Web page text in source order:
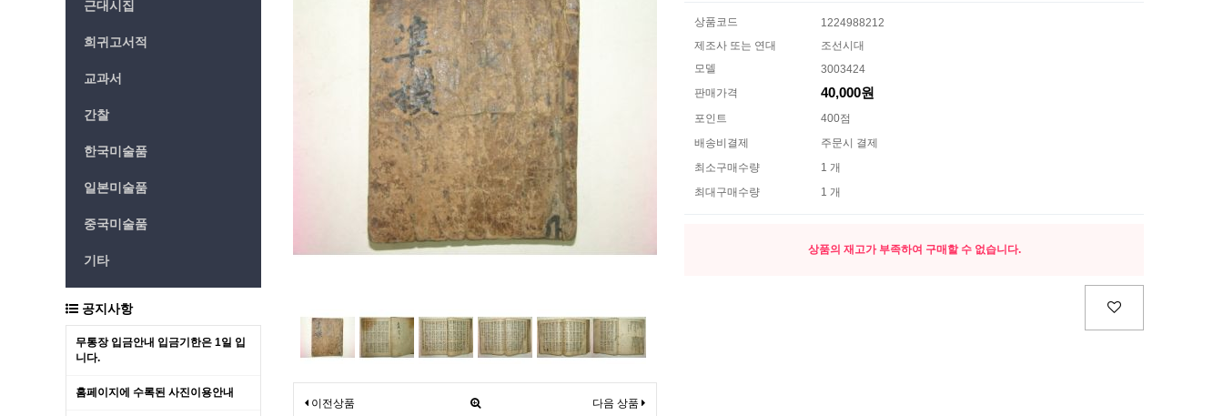
근대시집
희귀고서적
교과서
간찰
한국미술품
일본미술품
중국미술품
기타
공지사항
무통장 입금안내 입금기한은 1일 입
니다.
홈페이지에 수록된 사진이용안내
이전상품 다음 상품
상품코드
1224988212
제조사 또는 연대
조선시대
모델
3003424
판매가격
40,000원
포인트
400점
배송비결제
주문시 결제
최소구매수량
1 개
최대구매수량
1 개
상품의 재고가 부족하여 구매할 수 없습니다.